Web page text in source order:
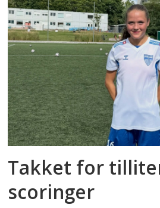
Takket for
scoringer